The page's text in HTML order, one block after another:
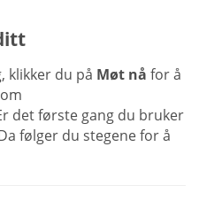
klikker du på Møt nå for å
det første gang du bruker
følger du stegene for å